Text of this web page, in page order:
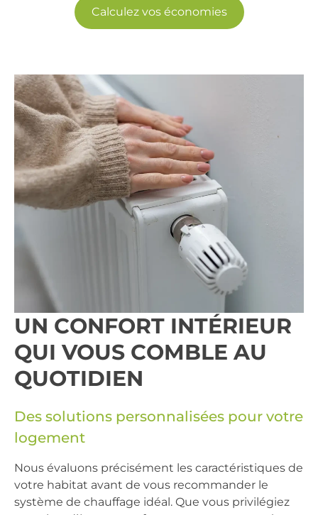
Calculez vos économies
UN CONFORT INTÉRIEUR
QUI VOUS COMBLE AU
QUOTIDIEN
Des solutions personnalisées pour votre
logement
Nous évaluons précisément les caractéristiques de
votre habitat avant de vous recommander le
système de chauffage idéal. Que vous privilégiez